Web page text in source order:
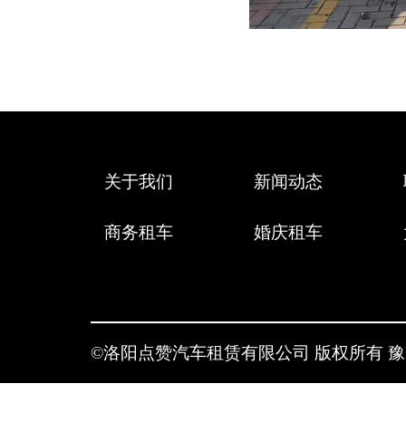
关于我们 新闻动态
商务租车 婚庆租车
©洛阳点赞汽车租赁有限公司 版权所有